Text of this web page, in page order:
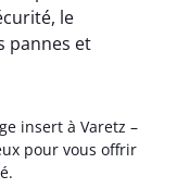
le
pannes et
insert à Varetz –
pour vous offrir